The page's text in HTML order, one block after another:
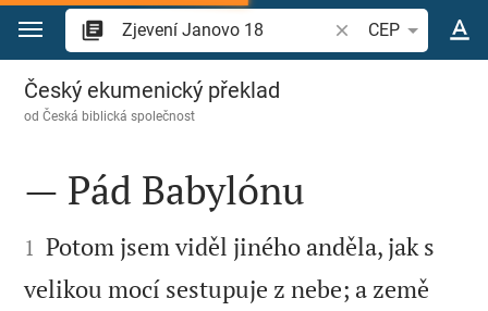
Přejít na obsah
Vyhledat biblický
CEP
Zjevení Janovo 18
Český ekumenický překlad
odČeská biblická společnost

— Pád Babylónu

1 Potom jsem viděl jiného anděla, jak s
velikou mocí sestupuje z nebe; a země